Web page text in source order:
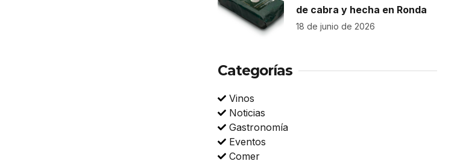
de cabra y hecha en Ronda
18 de junio de 2026
Categorías
Vinos
Noticias
Gastronomía
Eventos
Comer